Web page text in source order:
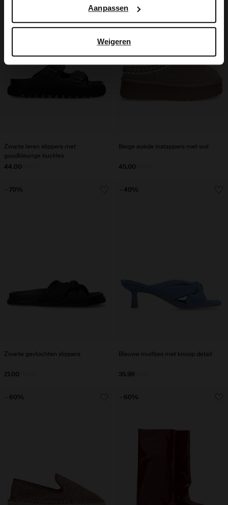
Aanpassen
Weigeren
Zwarte leren slippers met
goudkleurige buckles
44.00
Beige suède instappers met wol
45.00
Zwarte gevlochten slippers
21.00
- 70%
Blauwe muiltjes met knoop detail
35.99
- 40%
- 60% - 60%